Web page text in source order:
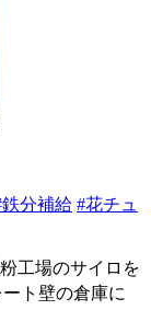
鉄分補給 #花チュ
工場のサイロを
ト壁の倉庫に